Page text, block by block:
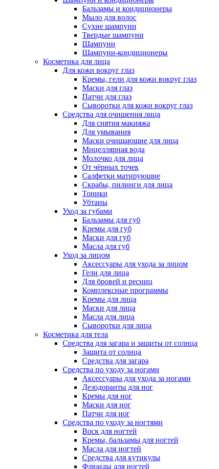
Бальзамы и кондиционеры
Мыло для волос
Сухие шампуни
Твердые шампуни
Шампуни
Шампуни-кондиционеры
Косметика для лица
Для кожи вокруг глаз
Кремы, гели для кожи вокруг глаз
Маски для глаз
Патчи для глаз
Сыворотки для кожи вокруг глаз
Средства для очищения лица
Для снятия макияжа
Для умывания
Маски очищающие для лица
Мицеллярная вода
Молочко для лица
От чёрных точек
Салфетки матирующие
Скрабы, пилинги для лица
Тоники
Убтаны
Уход за губами
Бальзамы для губ
Кремы для губ
Маски для губ
Масла для губ
Уход за лицом
Аксессуары для ухода за лицом
Гели для лица
Для бровей и ресниц
Комплексные программы
Кремы для лица
Маски для лица
Масла для лица
Сыворотки для лица
Косметика для тела
Средства для загара и защиты от солнца
Защита от солнца
Средства для загара
Средства по уходу за ногами
Аксессуары для ухода за ногами
Дезодоранты для ног
Кремы для ног
Маски для ног
Патчи для ног
Средства по уходу за ногтями
Воск для ногтей
Кремы, бальзамы для ногтей
Масла для ногтей
Средства для кутикулы
Флюиды для ногтей